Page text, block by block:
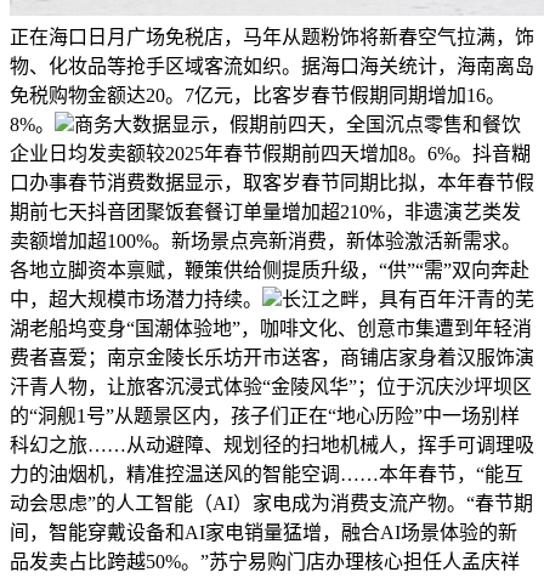
正在海口日月广场免税店，马年从题粉饰将新春空气拉满，饰
物、化妆品等抢手区域客流如织。据海口海关统计，海南离岛
免税购物金额达20。7亿元，比客岁春节假期同期增加16。
8%。
商务大数据显示，假期前四天，全国沉点零售和餐饮
企业日均发卖额较2025年春节假期前四天增加8。6%。抖音糊
口办事春节消费数据显示，取客岁春节同期比拟，本年春节假
期前七天抖音团聚饭套餐订单量增加超210%，非遗演艺类发
卖额增加超100%。新场景点亮新消费，新体验激活新需求。
各地立脚资本禀赋，鞭策供给侧提质升级，“供”“需”双向奔赴
中，超大规模市场潜力持续。
长江之畔，具有百年汗青的芜
湖老船坞变身“国潮体验地”，咖啡文化、创意市集遭到年轻消
费者喜爱；南京金陵长乐坊开市送客，商铺店家身着汉服饰演
汗青人物，让旅客沉浸式体验“金陵风华”；位于沉庆沙坪坝区
的“洞舰1号”从题景区内，孩子们正在“地心历险”中一场别样
科幻之旅……从动避障、规划径的扫地机械人，挥手可调理吸
力的油烟机，精准控温送风的智能空调……本年春节，“能互
动会思虑”的人工智能（AI）家电成为消费支流产物。“春节期
间，智能穿戴设备和AI家电销量猛增，融合AI场景体验的新
品发卖占比跨越50%。”苏宁易购门店办理核心担任人孟庆祥